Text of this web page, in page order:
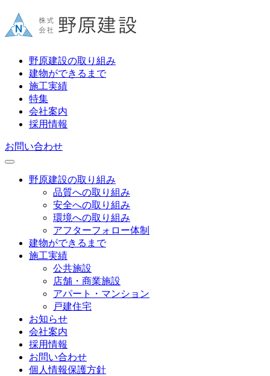
野原建設の取り組み
建物ができるまで
施工実績
特集
会社案内
採用情報
お問い合わせ
野原建設の取り組み
品質への取り組み
安全への取り組み
環境への取り組み
アフターフォロー体制
建物ができるまで
施工実績
公共施設
店舗・商業施設
アパート・マンション
戸建住宅
お知らせ
会社案内
採用情報
お問い合わせ
個人情報保護方針